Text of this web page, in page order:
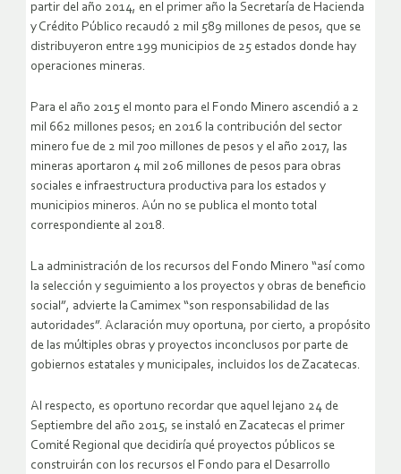
partir del año 2014, en el primer año la Secretaría de Hacienda
y Crédito Público recaudó 2 mil 589 millones de pesos, que se
distribuyeron entre 199 municipios de 25 estados donde hay
operaciones mineras.
Para el año 2015 el monto para el Fondo Minero ascendió a 2
mil 662 millones pesos; en 2016 la contribución del sector
minero fue de 2 mil 700 millones de pesos y el año 2017, las
mineras aportaron 4 mil 206 millones de pesos para obras
sociales e infraestructura productiva para los estados y
municipios mineros. Aún no se publica el monto total
correspondiente al 2018.
La administración de los recursos del Fondo Minero “así como
la selección y seguimiento a los proyectos y obras de beneficio
social”, advierte la Camimex “son responsabilidad de las
autoridades”. Aclaración muy oportuna, por cierto, a propósito
de las múltiples obras y proyectos inconclusos por parte de
gobiernos estatales y municipales, incluidos los de Zacatecas.
Al respecto, es oportuno recordar que aquel lejano 24 de
Septiembre del año 2015, se instaló en Zacatecas el primer
Comité Regional que decidiría qué proyectos públicos se
construirán con los recursos el Fondo para el Desarrollo